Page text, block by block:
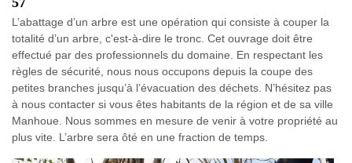
L’abattage d’un arbre est une opération qui consiste à couper la
totalité d’un arbre, c'est-à-dire le tronc. Cet ouvrage doit être
effectué par des professionnels du domaine. En respectant les
règles de sécurité, nous nous occupons depuis la coupe des
petites branches jusqu’à l’évacuation des déchets. N’hésitez pas
à nous contacter si vous êtes habitants de la région et de sa ville
Manhoue. Nous sommes en mesure de venir à votre propriété au
plus vite. L’arbre sera ôté en une fraction de temps.